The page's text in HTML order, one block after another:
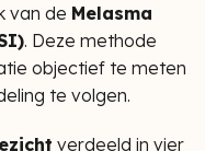
van de Melasma
. Deze methode
objectief te meten
te volgen.
verdeeld in vier